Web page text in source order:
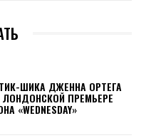
ШИКА ДЖЕННА ОРТЕГА
ЛОНДОНСКОЙ ПРЕМЬЕРЕ
«WEDNESDAY»